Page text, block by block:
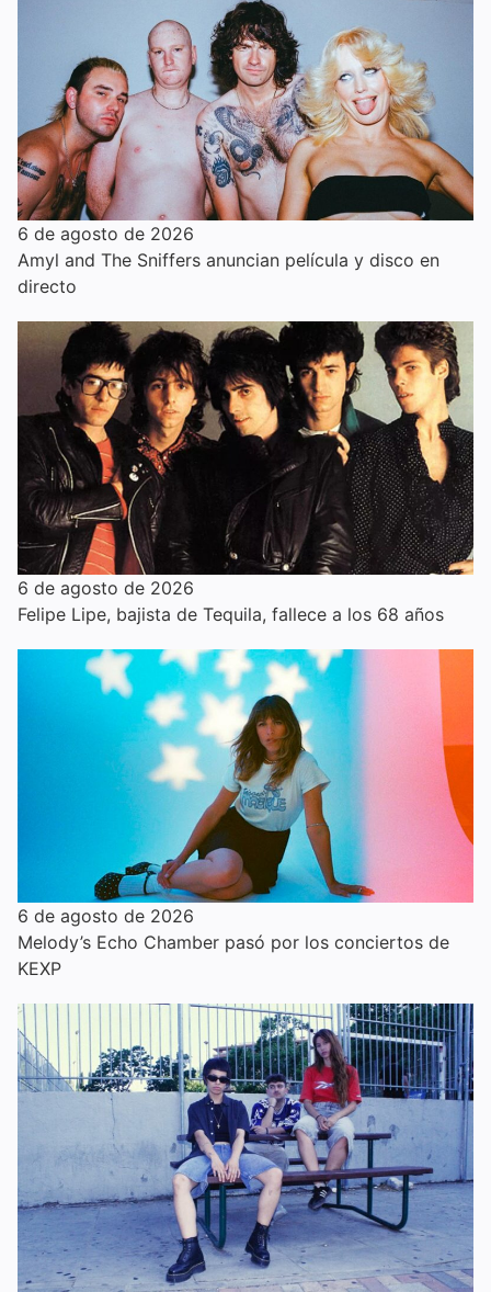
6 de agosto de 2026
Amyl and The Sniffers anuncian película y disco en
directo
6 de agosto de 2026
Felipe Lipe, bajista de Tequila, fallece a los 68 años
6 de agosto de 2026
Melody’s Echo Chamber pasó por los conciertos de
KEXP